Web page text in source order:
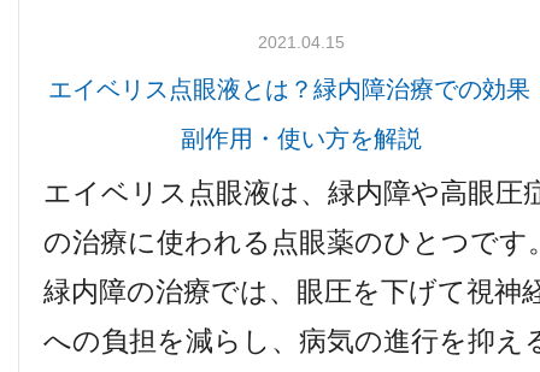
2021.04.15
エイベリス点眼液とは？緑内障治療での効果
副作用・使い方を解説
エイベリス点眼液は、緑内障や高眼圧
の治療に使われる点眼薬のひとつです
緑内障の治療では、眼圧を下げて視神
への負担を減らし、病気の進行を抑え